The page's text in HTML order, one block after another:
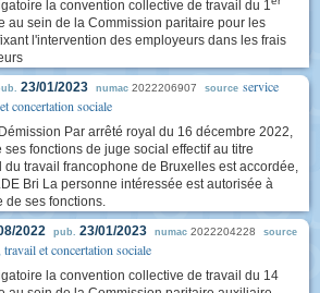
la convention collective de travail du 1
au sein de la Commission paritaire pour les
l'intervention des employeurs dans les frais
23/01/2023 numac 2022206907 source service
concertation sociale
Par arrêté royal du 16 décembre 2022,
fonctions de juge social effectif au titre
travail francophone de Bruxelles est accordée,
Bri La personne intéressée est autorisée à
de ses fonctions.
2022 pub. 23/01/2023 numac 2022204228 source
et concertation sociale
la convention collective de travail du 14